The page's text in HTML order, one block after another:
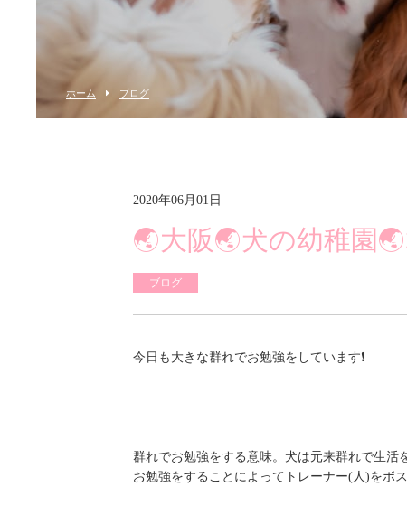
ホーム ブログ
2020年06月01日
🌏大阪🌏犬の幼稚園
ブログ
今日も大きな群れでお勉強をしています❗
群れでお勉強をする意味。犬は元来群れで生
お勉強をすることによってトレーナー(人)をボ